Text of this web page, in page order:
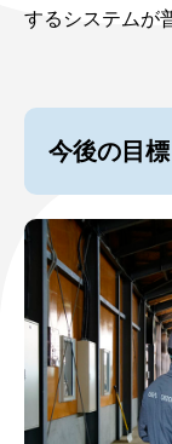
するシステムが
今後の目標